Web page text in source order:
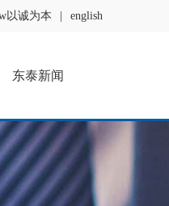
以诚为本 english
东泰新闻